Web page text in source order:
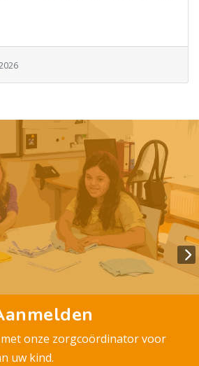
onze zorgcoördinator voor
uw kind.